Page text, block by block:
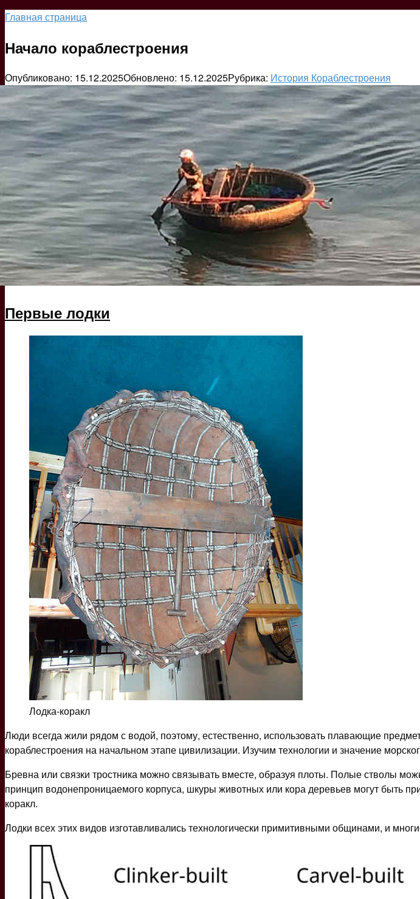
Главная страница
Начало кораблестроения
Опубликовано: 15.12.2025Обновлено: 15.12.2025Рубрика: История Кораблестроения
Первые лодки
Лодка-коракл
Люди всегда жили рядом с водой, поэтому, естественно, использовать плавающие
кораблестроения на начальном этапе цивилизации. Изучим технологии и значение
Бревна или связки тростника можно связывать вместе, образуя плоты. Полые стволы
принцип водонепроницаемого корпуса, шкуры животных или кора деревьев могут быть
коракл.
Лодки всех этих видов изготавливались технологически примитивными общинами, и